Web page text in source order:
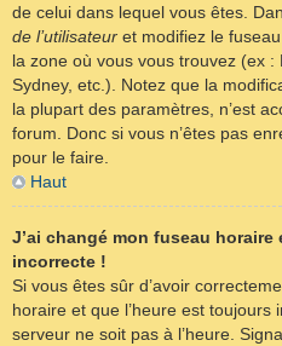
de celui dans lequel vous êtes.
de l’utilisateur et modifiez le
la zone où vous vous trouvez (ex :
Sydney, etc.). Notez que la
la plupart des paramètres, n’est
forum. Donc si vous n’êtes pas
pour le faire.
Haut
J’ai changé mon fuseau horaire
incorrecte !
Si vous êtes sûr d’avoir
horaire et que l’heure est toujours
serveur ne soit pas à l’heure.